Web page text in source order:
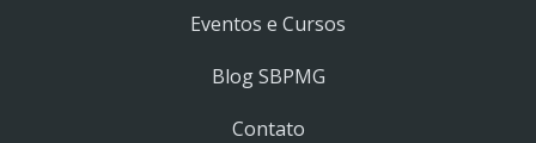
Eventos e Cursos
Blog SBPMG
Contato